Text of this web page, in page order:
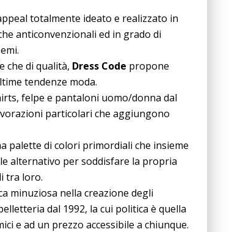
totalmente ideato e realizzato in
anticonvenzionali ed in grado di
che di qualità, Dress Code propone
tendenze moda.
felpe e pantaloni uomo/donna dal
particolari che aggiungono
palette di colori primordiali che insieme
alternativo per soddisfare la propria
tra loro.
minuziosa nella creazione degli
dal 1992, la cui politica è quella
e ad un prezzo accessibile a chiunque.